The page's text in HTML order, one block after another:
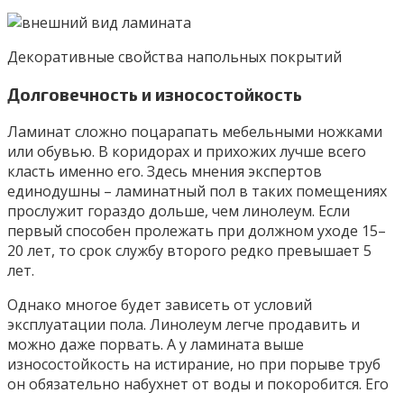
Декоративные свойства напольных покрытий
Долговечность и износостойкость
Ламинат сложно поцарапать мебельными ножками
или обувью. В коридорах и прихожих лучше всего
класть именно его. Здесь мнения экспертов
единодушны – ламинатный пол в таких помещениях
прослужит гораздо дольше, чем линолеум. Если
первый способен пролежать при должном уходе 15–
20 лет, то срок службу второго редко превышает 5
лет.
Однако многое будет зависеть от условий
эксплуатации пола. Линолеум легче продавить и
можно даже порвать. А у ламината выше
износостойкость на истирание, но при порыве труб
он обязательно набухнет от воды и покоробится. Его